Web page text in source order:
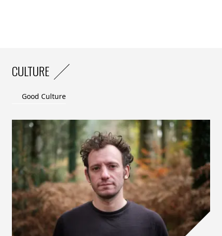
CULTURE
Good Culture